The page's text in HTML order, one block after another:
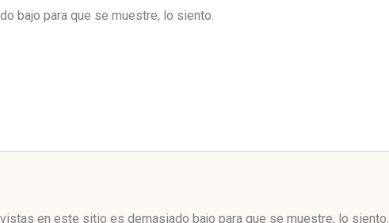
bajo para que se muestre, lo siento.
en este sitio es demasiado bajo para que se muestre, lo siento.